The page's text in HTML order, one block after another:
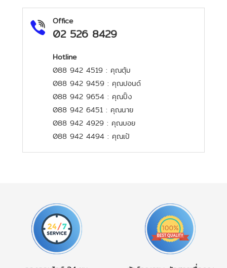
Office
02 526 8429
Hotline
088 942 4519 : คุณตุ้ม
088 942 9459 : คุณปอนด์
088 942 9654 : คุณปิ๊ง
088 942 6451 : คุณนาย
088 942 4929 : คุณบอย
088 942 4494 : คุณเป้